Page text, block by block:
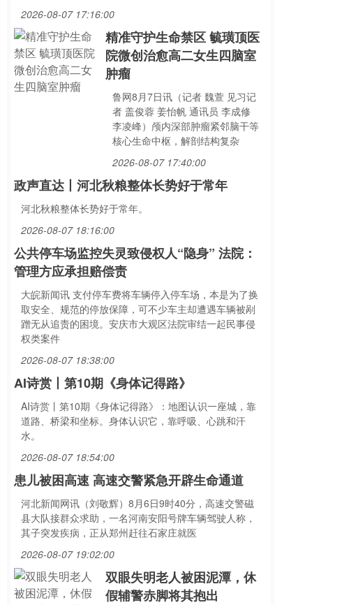
2026-08-07 17:16:00
精准守护生命禁区 毓璜顶医
院微创治愈高二女生四脑室
肿瘤
鲁网8月7日讯（记者 魏萱 见习记
者 盖俊蓉 姜怡帆 通讯员 李成修
李凌峰）颅内深部肿瘤紧邻脑干等
核心生命中枢，解剖结构复杂
2026-08-07 17:40:00
政声直达丨河北秋粮整体长势好于常年
河北秋粮整体长势好于常年。
2026-08-07 18:16:00
公共停车场监控失灵致侵权人“隐身” 法院：
管理方应承担赔偿责
大皖新闻讯 支付停车费将车辆停入停车场，本是为了换
取安全、规范的停放保障，可不少车主却遭遇车辆被剐
蹭无从追责的困境。安庆市大观区法院审结一起民事侵
权类案件
2026-08-07 18:38:00
AI诗赏丨第10期《身体记得路》
AI诗赏丨第10期《身体记得路》：地图认识一座城，靠
道路、桥梁和坐标。身体认识它，靠呼吸、心跳和汗
水。
2026-08-07 18:54:00
患儿被困高速 高速交警紧急开辟生命通道
河北新闻网讯（刘敬辉）8月6日9时40分，高速交警磁
县大队接群众求助，一名河南安阳号牌车辆驾驶人称，
其子突发疾病，正从郑州赶往石家庄就医
2026-08-07 19:02:00
双眼失明老人被困泥潭，休
假辅警赤脚将其抱出